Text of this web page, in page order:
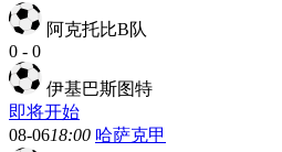
阿克托比B队
0 - 0
伊基巴斯图特
即将开始
08-0618:00 哈萨克甲